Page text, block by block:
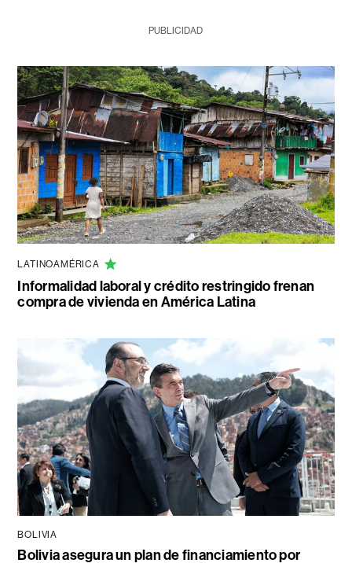
PUBLICIDAD
LATINOAMÉRICA
Informalidad laboral y crédito restringido frenan
compra de vivienda en América Latina
BOLIVIA
Bolivia asegura un plan de financiamiento por